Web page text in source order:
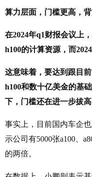
算力层面，门槛更高，
在2024年q1财报会议上
h100的计算资源，而
这意味着，要达到跟目
h100和数十亿美金的基
下，门槛还在进一步拔高
事实上，目前国内车企
示公司有5000张a100、
的两倍。